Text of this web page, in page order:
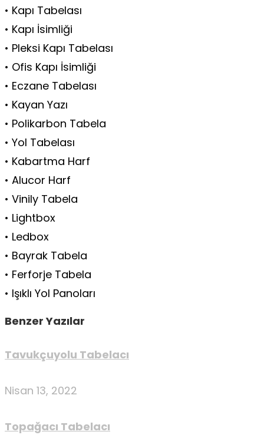
• Kapı Tabelası
• Kapı İsimliği
• Pleksi Kapı Tabelası
• Ofis Kapı İsimliği
• Eczane Tabelası
• Kayan Yazı
• Polikarbon Tabela
• Yol Tabelası
• Kabartma Harf
• Alucor Harf
• Vinily Tabela
• Lightbox
• Ledbox
• Bayrak Tabela
• Ferforje Tabela
• Işıklı Yol Panoları
Benzer Yazılar
Tavukçuyolu Tabelacı
Nisan 13, 2022
Topağacı Tabelacı